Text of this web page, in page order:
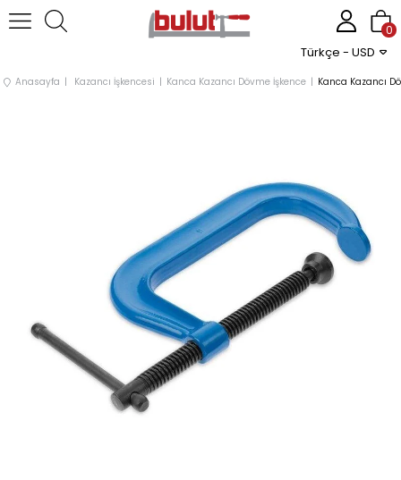
Türkçe - USD
0
Anasayfa Kazancı İşkencesi Kanca Kazancı Dövme İşkence Kanca Kazancı